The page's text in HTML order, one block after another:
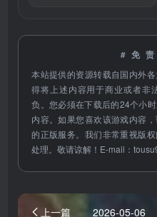
#免
本站提供的资源转载自国内外
得将上述内容用于商业或者非
负。您必须在下载后的24个小
内容。如果您喜欢该游戏内容
的正版服务。我们非常重视版
处理。敬请谅解！E-mail：
上一篇 2026-05-06